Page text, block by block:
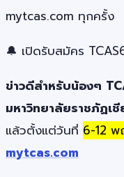
mytcas.com ทุกครั้ง
🔔 เปิดรับสมัคร
ข่าวดีสำหรับน้องๆ
มหาวิทยาลัยราชภัฏเชี
แล้วตั้งแต่วันที่ 6-12
mytcas.com